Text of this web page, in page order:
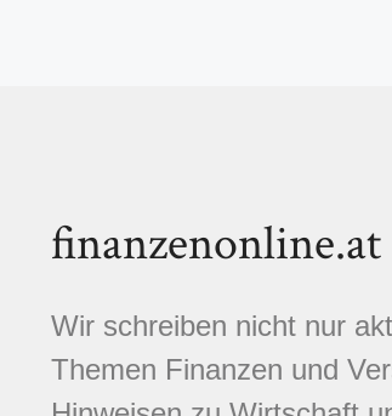
finanzenonline.at
Wir schreiben nicht nur
Themen Finanzen und